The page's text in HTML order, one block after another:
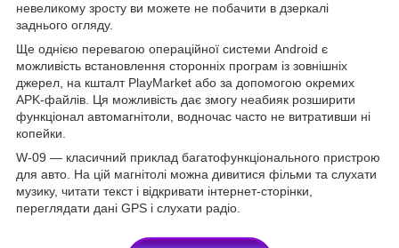
невеликому зросту ви можете не побачити в дзеркалі
заднього огляду.
Ще однією перевагою операційної системи Android є
можливість встановлення сторонніх програм із зовнішніх
джерел, на кшталт PlayMarket або за допомогою окремих
APK-файлів. Ця можливість дає змогу неабияк розширити
функціонал автомагнітоли, водночас часто не витративши ні
копейки.
W-09 — класичний приклад багатофункціонального пристрою
для авто. На цій магнітолі можна дивитися фільми та слухати
музику, читати текст і відкривати інтернет-сторінки,
переглядати дані GPS і слухати радіо.